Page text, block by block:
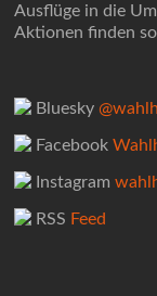
Ausflüge in die
Aktionen finden
Bluesky
Facebook
Instagram
RSS Feed